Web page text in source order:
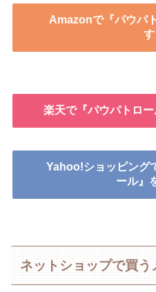
Amazonで『パウパ
楽天で『パウパトロ
Yahoo!ショッピング
ール』
ネットショップで買う